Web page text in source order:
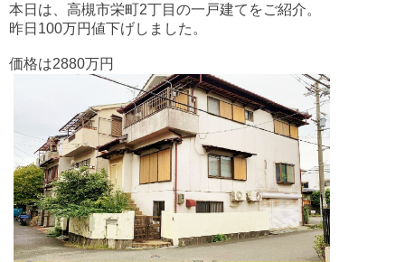
本日は、高槻市栄町2丁目の一戸建てをご紹介。
昨日100万円値下げしました。
価格は2880万円